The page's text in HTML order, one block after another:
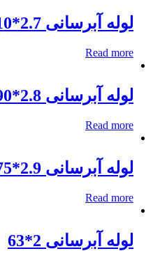
لوله آبرسانی 2.7*110
Read more
لوله آبرسانی 2.8*90
Read more
لوله آبرسانی 2.9*75
Read more
لوله آبرسانی 2*63